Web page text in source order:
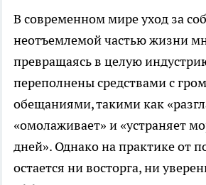
В современном мире уход за
неотъемлемой частью жизни
превращаясь в целую
переполнены средствами с
обещаниями, такими как
«омолаживает» и «устраняет
дней». Однако на практике от
остается ни восторга, ни